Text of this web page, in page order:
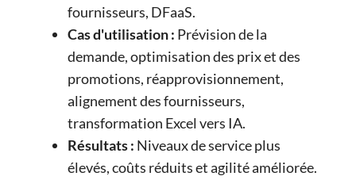
fournisseurs, DFaaS.
Cas d'utilisation : Prévision de la
demande, optimisation des prix et des
promotions, réapprovisionnement,
alignement des fournisseurs,
transformation Excel vers IA.
Résultats : Niveaux de service plus
élevés, coûts réduits et agilité améliorée.